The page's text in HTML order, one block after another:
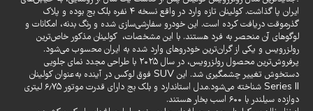
ایران پا گذاشت. کولینان تازه وارد در واقع نسخه ۴ نفره بلک بج بوده و پلاک
گذرموقت دریافت کرده است. این خودرو سفارشی‌سازی شده و رنگ بدنه، امکانات و
لوگوهای آن منحصر به فرد هستند. با این مشخصات، ‌ کولینان مذکور خاص‌ترین
رولزرویس و یکی از گران‌ترین خودروهای وارد شده به ایران محسوب می‌شود.
پرفروش‌ترین محصول رولزرویس، در سال ۲۰۲۵ با طراحی مجدد نمای جلویی
دستخوش تغییر چشمگیری شد. این SUV فوق لوکس در آینده به‌عنوان کولینان
Series II شناخته می‌شود.مدل استاندارد و بلک بج دارای قدرت موتور ۶٫۷۵ لیتری
دوازده سیلندر با ۶۰۰ اسب بخار هستند.